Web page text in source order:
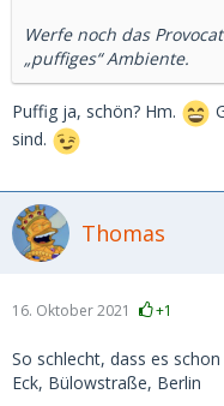
Werfe noch das
„puffiges“ Ambiente.
Puffig ja, schön? Hm.
sind.
Thomas
16. Oktober 2021 +1
So schlecht, dass es
Eck, Bülowstraße, Berlin